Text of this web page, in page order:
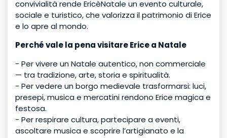
convivialità rende EricèNatale un evento culturale,
sociale e turistico, che valorizza il patrimonio di Erice
e lo apre al mondo.
Perché vale la pena visitare Erice a Natale
- Per vivere un Natale autentico, non commerciale
— tra tradizione, arte, storia e spiritualità.
- Per vedere un borgo medievale trasformarsi: luci,
presepi, musica e mercatini rendono Erice magica e
festosa.
- Per respirare cultura, partecipare a eventi,
ascoltare musica e scoprire l’artigianato e la